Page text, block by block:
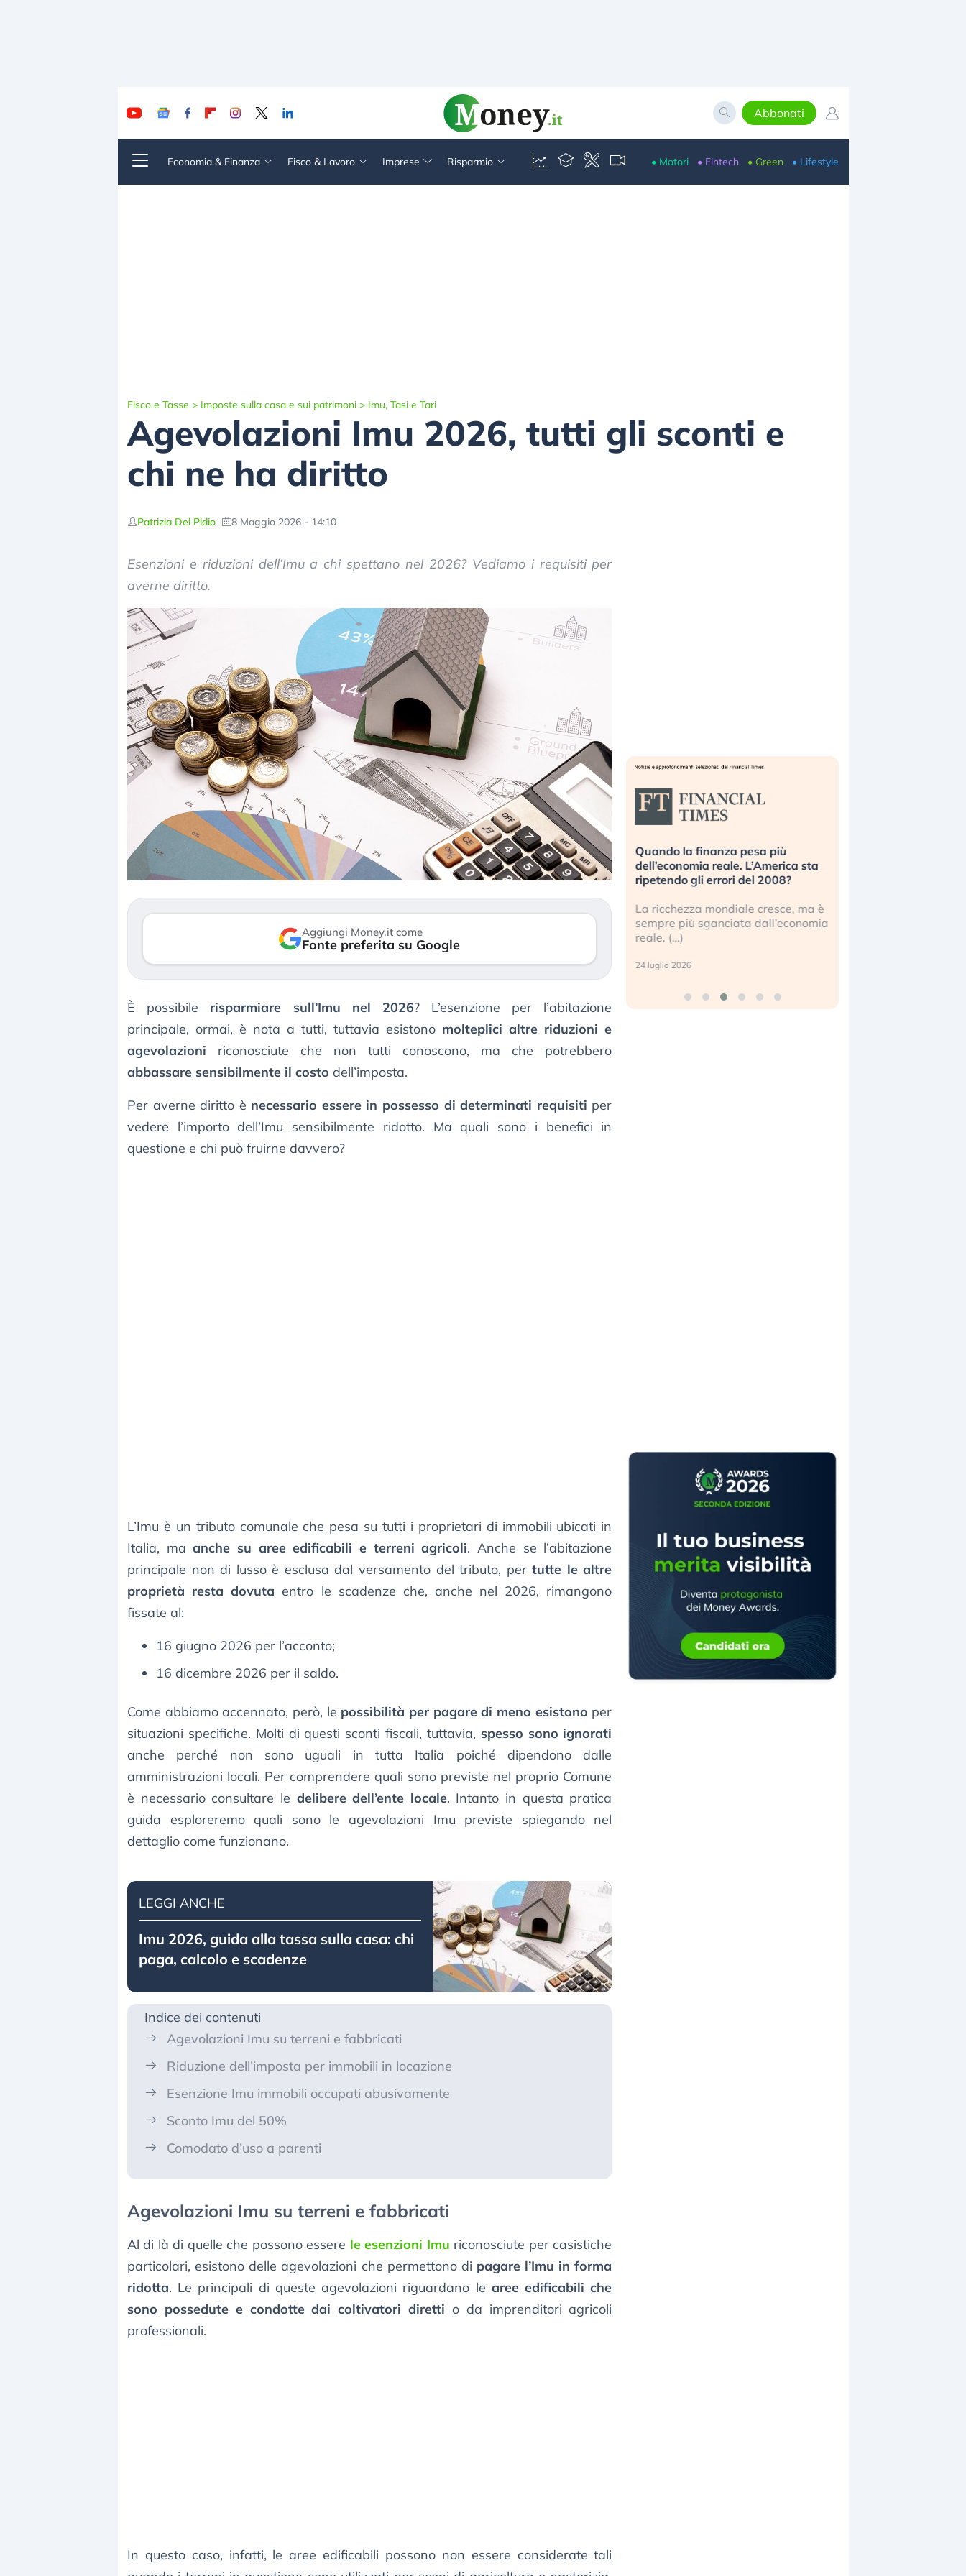
Abbonati
Economia & Finanza Fisco & Lavoro Imprese Risparmio • Motori • Fintech • Green • Lifestyle
Fisco e Tasse > Imposte sulla casa e sui patrimoni > Imu, Tasi e Tari
Agevolazioni Imu 2026, tutti gli sconti e
chi ne ha diritto
Patrizia Del Pidio 8 Maggio 2026 - 14:10
Esenzioni e riduzioni dell’Imu a chi spettano nel 2026? Vediamo i requisiti per
averne diritto.
Aggiungi Money.it come
Fonte preferita su Google
È possibile risparmiare sull’Imu nel 2026? L’esenzione per l’abitazione
principale, ormai, è nota a tutti, tuttavia esistono molteplici altre riduzioni e
agevolazioni riconosciute che non tutti conoscono, ma che potrebbero
abbassare sensibilmente il costo dell’imposta.
Per averne diritto è necessario essere in possesso di determinati requisiti per
vedere l’importo dell’Imu sensibilmente ridotto. Ma quali sono i benefici in
questione e chi può fruirne davvero?
L’Imu è un tributo comunale che pesa su tutti i proprietari di immobili ubicati in
Italia, maanche su aree edificabili e terreni agricoli. Anche se l’abitazione
principale non di lusso è esclusa dal versamento del tributo, pertutte le altre
proprietà resta dovuta entro le scadenze che, anche nel 2026, rimangono
fissate al:
16 giugno 2026 per l’acconto;
16 dicembre 2026 per il saldo.
Come abbiamo accennato, però, le possibilità per pagare di meno esistono per
situazioni specifiche. Molti di questi sconti fiscali, tuttavia, spesso sono ignorati
anche perché non sono uguali in tutta Italia poiché dipendono dalle
amministrazioni locali. Per comprendere quali sono previste nel proprio Comune
è necessario consultare le delibere dell’ente locale. Intanto in questa pratica
guida esploreremo quali sono le agevolazioni Imu previste spiegando nel
dettaglio come funzionano.
LEGGI ANCHE
Imu 2026, guida alla tassa sulla casa: chi
paga, calcolo e scadenze
Indice dei contenuti
Agevolazioni Imu su terreni e fabbricati
Riduzione dell’imposta per immobili in locazione
Esenzione Imu immobili occupati abusivamente
Sconto Imu del 50%
Comodato d’uso a parenti
Agevolazioni Imu su terreni e fabbricati
Al di là di quelle che possono essere le esenzioni Imu riconosciute per casistiche
particolari, esistono delle agevolazioni che permettono di pagare l’Imu in forma
ridotta. Le principali di queste agevolazioni riguardano le aree edificabili che
sono possedute e condotte dai coltivatori diretti o da imprenditori agricoli
professionali.
In questo caso, infatti, le aree edificabili possono non essere considerate tali
Dalle valutazioni estreme alla
correzione. Cosa sta guidando il
repricing degli asset?
3 agosto 2026
«La mia vita è rovinata». Investitori
in preda al panico dopo lo scoppio
della bolla AI
Kospi, mentre gli investitori retail (…)
30 luglio 2026
Quando la finanza pesa più
dell’economia reale. L’America sta
ripetendo gli errori del 2008?
La ricchezza mondiale cresce, ma è
sempre più sganciata dall’economia
reale. (…)
24 luglio 2026